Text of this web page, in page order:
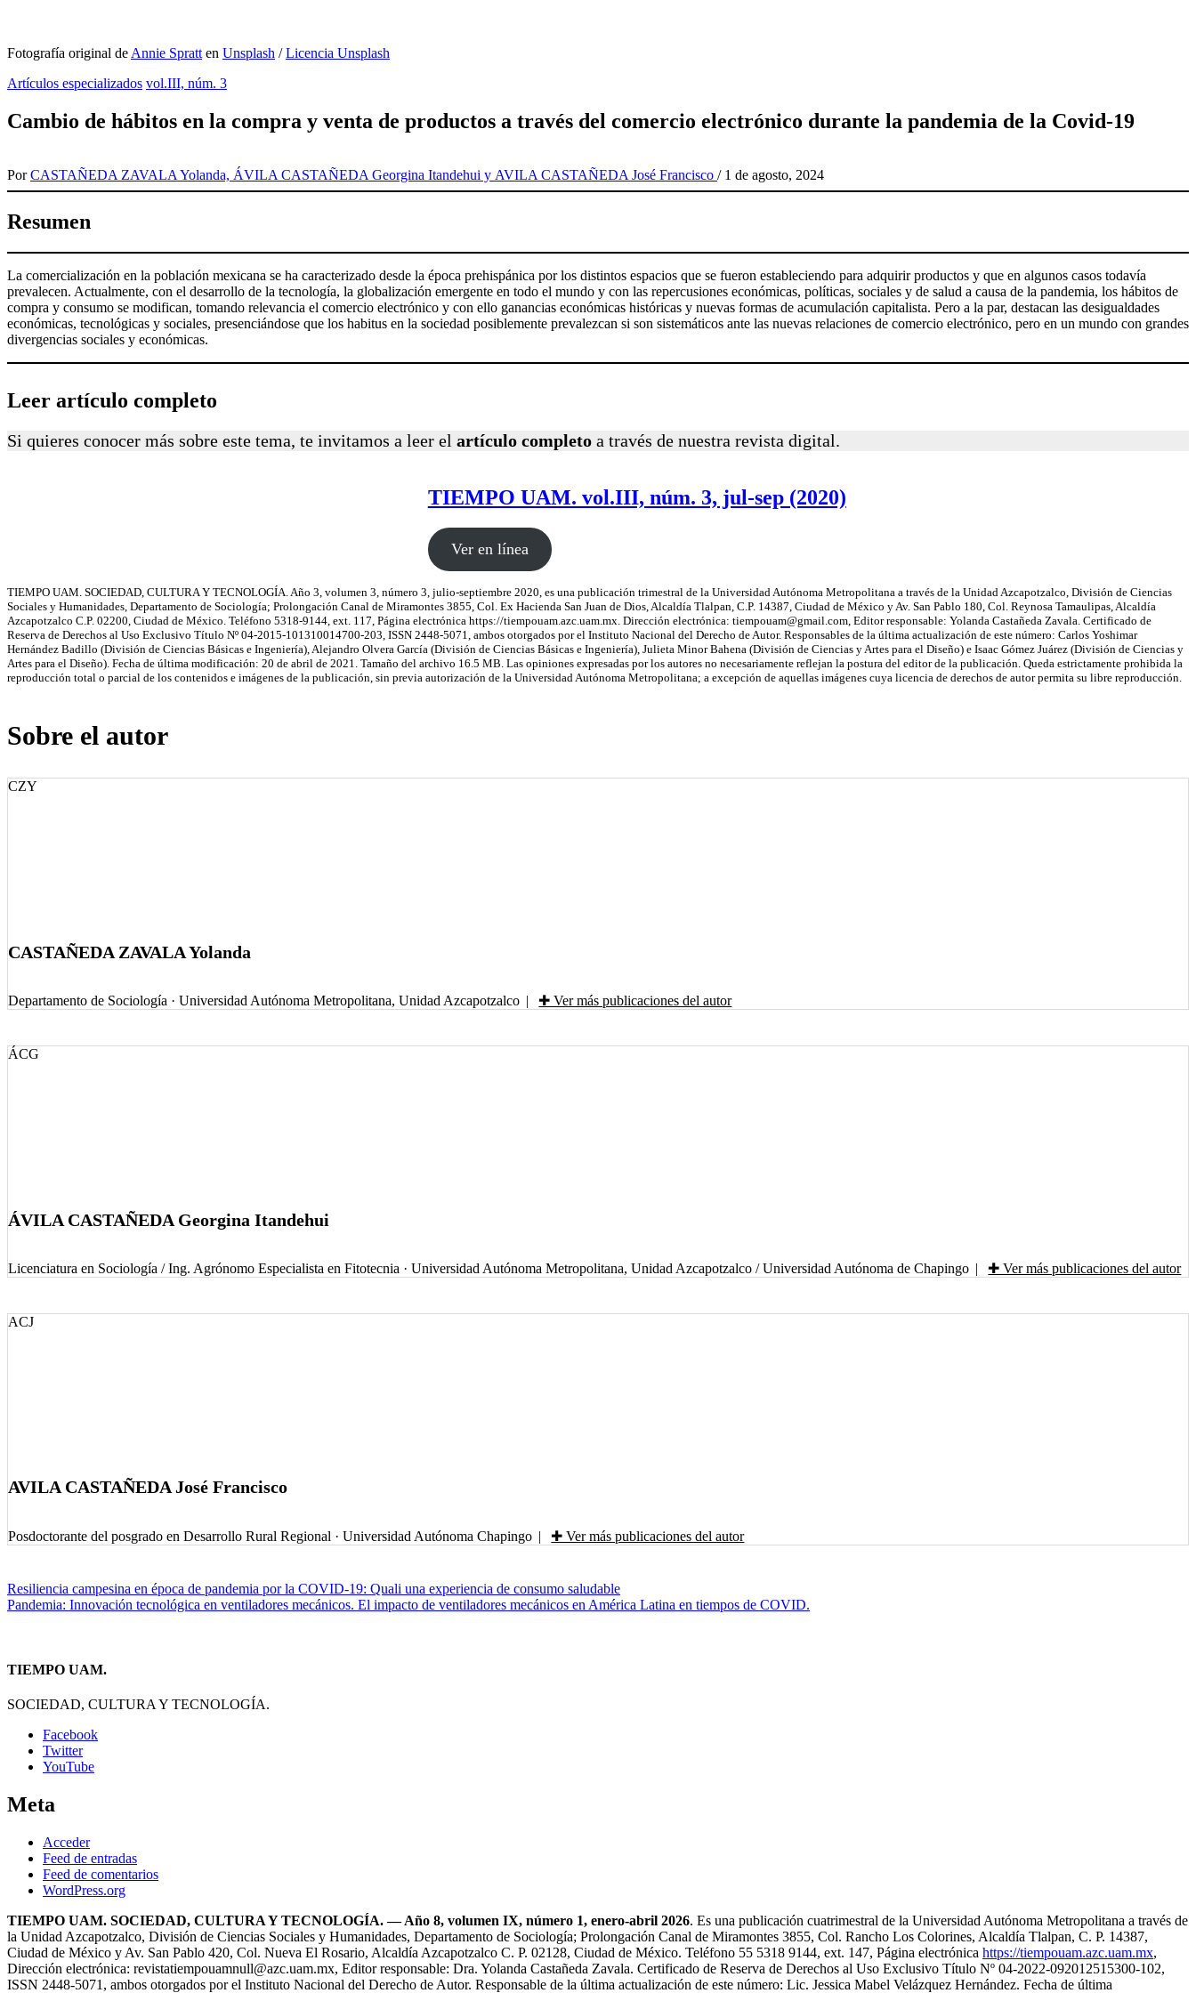
Fotografía original de Annie Spratt en Unsplash /Licencia Unsplash
Artículos especializados vol.III, núm. 3
Cambio de hábitos en la compra y venta de productos a través del comercio electrónico durante la pandemia de la Covid-19
Por CASTAÑEDA ZAVALA Yolanda, ÁVILA CASTAÑEDA Georgina Itandehui y AVILA CASTAÑEDA José Francisco / 1 de agosto, 2024
Resumen
La comercialización en la población mexicana se ha caracterizado desde la época prehispánica por los distintos espacios que se fueron estableciendo para adquirir productos y que en algunos casos todavía
prevalecen. Actualmente, con el desarrollo de la tecnología, la globalización emergente en todo el mundo y con las repercusiones económicas, políticas, sociales y de salud a causa de la pandemia, los hábitos de
compra y consumo se modifican, tomando relevancia el comercio electrónico y con ello ganancias económicas históricas y nuevas formas de acumulación capitalista. Pero a la par, destacan las desigualdades
económicas, tecnológicas y sociales, presenciándose que los habitus en la sociedad posiblemente prevalezcan si son sistemáticos ante las nuevas relaciones de comercio electrónico, pero en un mundo con grandes
divergencias sociales y económicas.
Leer artículo completo
Si quieres conocer más sobre este tema, te invitamos a leer el artículo completo a través de nuestra revista digital.
TIEMPO UAM. vol.III, núm. 3, jul-sep (2020)
Ver en línea
TIEMPO UAM. SOCIEDAD, CULTURA Y TECNOLOGÍA. Año 3, volumen 3, número 3, julio-septiembre 2020, es una publicación trimestral de la Universidad Autónoma Metropolitana a través de la Unidad Azcapotzalco, División de Ciencias
Sociales y Humanidades, Departamento de Sociología; Prolongación Canal de Miramontes 3855, Col. Ex Hacienda San Juan de Dios, Alcaldía Tlalpan, C.P. 14387, Ciudad de México y Av. San Pablo 180, Col. Reynosa Tamaulipas, Alcaldía
Azcapotzalco C.P. 02200, Ciudad de México. Teléfono 5318-9144, ext. 117, Página electrónica https://tiempouam.azc.uam.mx. Dirección electrónica: tiempouam@gmail.com, Editor responsable: Yolanda Castañeda Zavala. Certificado de
Reserva de Derechos al Uso Exclusivo Título Nº 04-2015-101310014700-203, ISSN 2448-5071, ambos otorgados por el Instituto Nacional del Derecho de Autor. Responsables de la última actualización de este número: Carlos Yoshimar
Hernández Badillo (División de Ciencias Básicas e Ingeniería), Alejandro Olvera García (División de Ciencias Básicas e Ingeniería), Julieta Minor Bahena (División de Ciencias y Artes para el Diseño) e Isaac Gómez Juárez (División de Ciencias y
Artes para el Diseño). Fecha de última modificación: 20 de abril de 2021. Tamaño del archivo 16.5 MB. Las opiniones expresadas por los autores no necesariamente reflejan la postura del editor de la publicación. Queda estrictamente prohibida la
reproducción total o parcial de los contenidos e imágenes de la publicación, sin previa autorización de la Universidad Autónoma Metropolitana; a excepción de aquellas imágenes cuya licencia de derechos de autor permita su libre reproducción.
Sobre el autor
CZY
CASTAÑEDA ZAVALA Yolanda
Departamento de Sociología · Universidad Autónoma Metropolitana, Unidad Azcapotzalco | ✚ Ver más publicaciones del autor
ÁCG
ÁVILA CASTAÑEDA Georgina Itandehui
Licenciatura en Sociología / Ing. Agrónomo Especialista en Fitotecnia · Universidad Autónoma Metropolitana, Unidad Azcapotzalco / Universidad Autónoma de Chapingo | ✚ Ver más publicaciones del autor
ACJ
AVILA CASTAÑEDA José Francisco
Posdoctorante del posgrado en Desarrollo Rural Regional · Universidad Autónoma Chapingo | ✚ Ver más publicaciones del autor
Navegación
de
Resiliencia campesina en época de pandemia por la COVID-19: Quali una experiencia de consumo saludable
Pandemia: Innovación tecnológica en ventiladores mecánicos. El impacto de ventiladores mecánicos en América Latina en tiempos de COVID.
TIEMPO UAM.
SOCIEDAD, CULTURA Y TECNOLOGÍA.
Facebook
Twitter
YouTube
Meta
Acceder
Feed de entradas
Feed de comentarios
WordPress.org
TIEMPO UAM. SOCIEDAD, CULTURA Y TECNOLOGÍA. — Año 8, volumen IX, número 1, enero-abril 2026. Es una publicación cuatrimestral de la Universidad Autónoma Metropolitana a través de
la Unidad Azcapotzalco, División de Ciencias Sociales y Humanidades, Departamento de Sociología; Prolongación Canal de Miramontes 3855, Col. Rancho Los Colorines, Alcaldía Tlalpan, C. P. 14387,
Ciudad de México y Av. San Pablo 420, Col. Nueva El Rosario, Alcaldía Azcapotzalco C. P. 02128, Ciudad de México. Teléfono 55 5318 9144, ext. 147, Página electrónica https://tiempouam.azc.uam.mx,
Dirección electrónica: revistatiempouamnull@azc.uam.mx, Editor responsable: Dra. Yolanda Castañeda Zavala. Certificado de Reserva de Derechos al Uso Exclusivo Título Nº 04-2022-092012515300-102,
ISSN 2448-5071, ambos otorgados por el Instituto Nacional del Derecho de Autor. Responsable de la última actualización de este número: Lic. Jessica Mabel Velázquez Hernández. Fecha de última